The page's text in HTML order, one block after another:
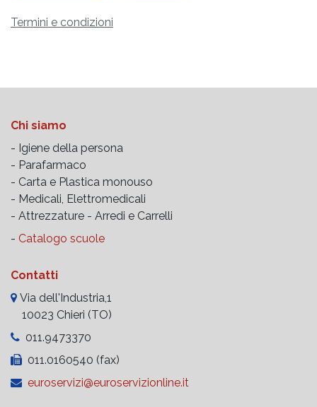
Termini e condizioni
Chi siamo
- Igiene della persona
- Parafarmaco
- Carta e Plastica monouso
- Medicali, Elettromedicali
- Attrezzature - Arredi e Carrelli
- Catalogo scuole
Contatti
Via dell'Industria,1
10023 Chieri (TO)
011.9473370
011.0160540 (fax)
euroservizi@euroservizionline.it